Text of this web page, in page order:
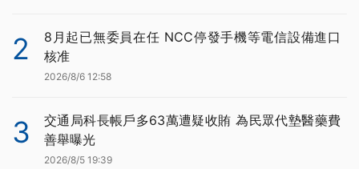
2
8月起已無委員在任 NCC停發手機等電信設備進口
核准
2026/8/6 12:58
3
交通局科長帳戶多63萬遭疑收賄 為民眾代墊醫藥費
善舉曝光
2026/8/5 19:39